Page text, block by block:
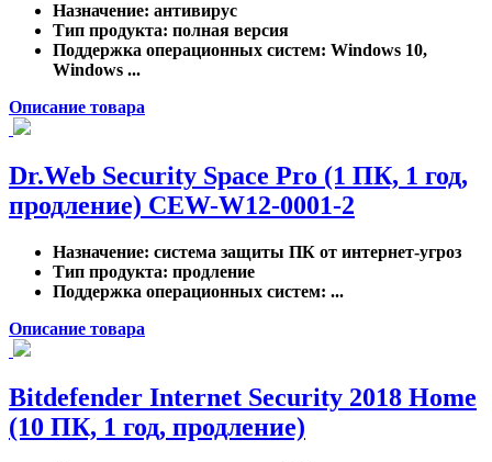
Назначение: антивирус
Тип продукта: полная версия
Поддержка операционных систем: Windows 10,
Windows ...
Описание товара
Dr.Web Security Space Pro (1 ПК, 1 год,
продление) CEW-W12-0001-2
Назначение: система защиты ПК от интернет-угроз
Тип продукта: продление
Поддержка операционных систем: ...
Описание товара
Bitdefender Internet Security 2018 Home
(10 ПК, 1 год, продление)